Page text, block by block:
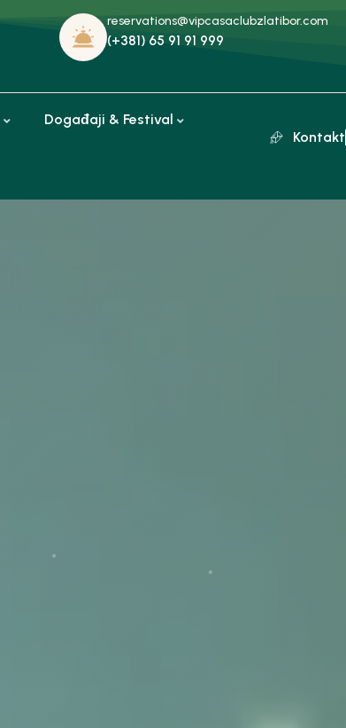
reservations@vipcasaclubzlatibor.com
(+381) 65 91 91 999
Događaji & Festival
Kontakt